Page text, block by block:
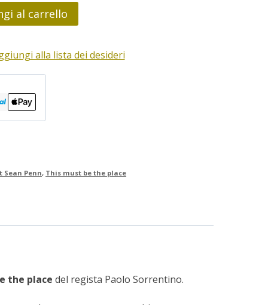
al carrello
alla lista dei desideri
Sean Penn, This must be the place
the place del regista Paolo Sorrentino.